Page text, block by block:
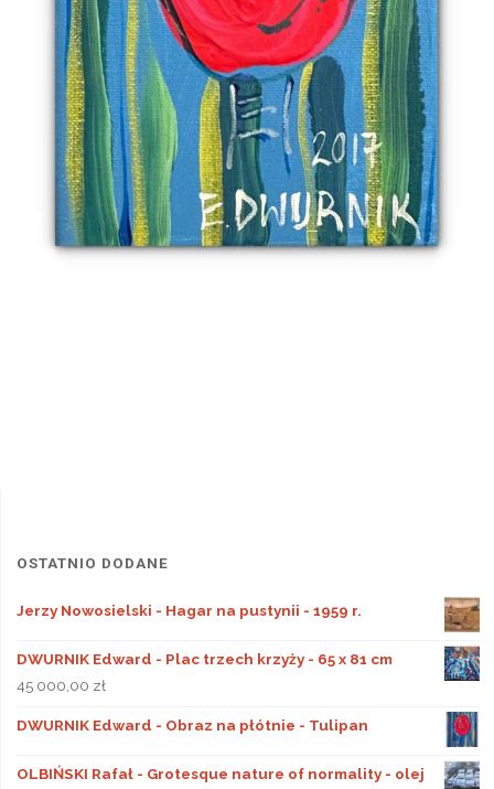
OSTATNIO DODANE
Jerzy Nowosielski - Hagar na pustynii - 1959 r.
DWURNIK Edward - Plac trzech krzyży - 65 x 81 cm
45 000,00 zł
DWURNIK Edward - Obraz na płótnie - Tulipan
OLBIŃSKI Rafał - Grotesque nature of normality - olej